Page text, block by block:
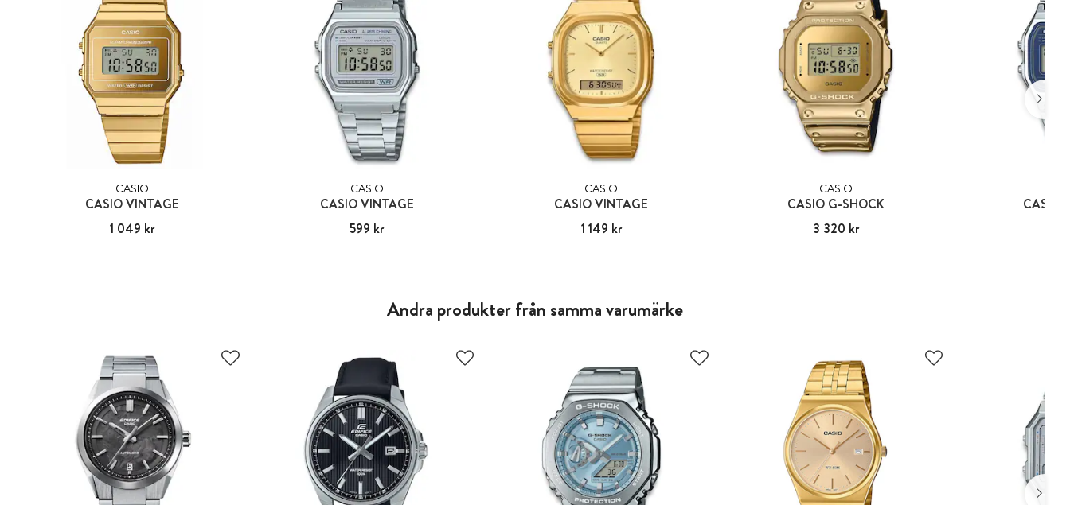
CASIO
CASIO VINTAGE
Pris :1 049 kr
1 049 kr
CASIO
CASIO VINTAGE
Pris:599 kr
599 kr
CASIO
CASIO VINTAGE
Pris :1 149 kr
1 149 kr
CASIO
CASIO G-SHOCK
Pris :3 320 kr
3 320 kr
CASIO
Andra produkter från samma varumärke